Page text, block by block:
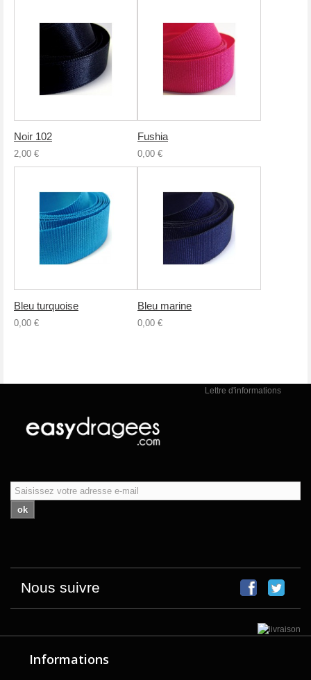
Noir 102
2,00 €
Fushia
0,00 €
Bleu turquoise
0,00 €
Bleu marine
0,00 €
Lettre d'informations
ok
Nous suivre
Informations